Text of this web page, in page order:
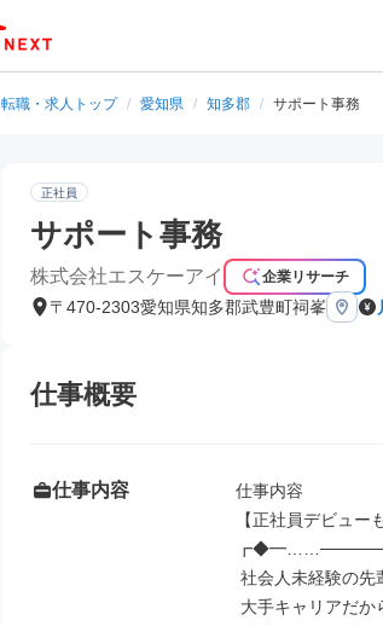
転職・求人トップ / 愛知県 / 知多郡 / サポート事務
正社員
サポート事務
株式会社エスケーアイ 企業リサーチ
〒470-2303愛知県知多郡武豊町祠峯
仕事概要
仕事内容
仕事内容
【正社員デビュー